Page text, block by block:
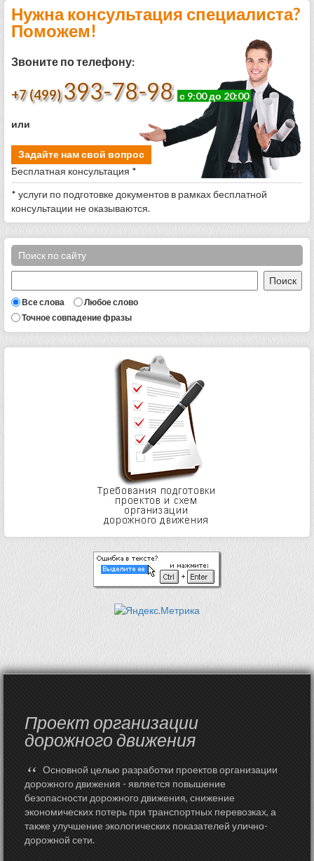
Нужна консультация специалиста?
Поможем!
Звоните по телефону:
+7 (499) 393-78-98 с 9:00 до 20:00
или
Задайте нам свой вопрос
Бесплатная консультация *
* услуги по подготовке документов в рамках бесплатной
консультации не оказываются.
Поиск по сайту
Все слова
Любое слово
Точное совпадение фразы
Проект организации
дорожного движения
“ Основной целью разработки проектов организации
дорожного движения - является повышение
безопасности дорожного движения, снижение
экономических потерь при транспортных перевозках, а
также улучшение экологических показателей улично-
дорожной сети.